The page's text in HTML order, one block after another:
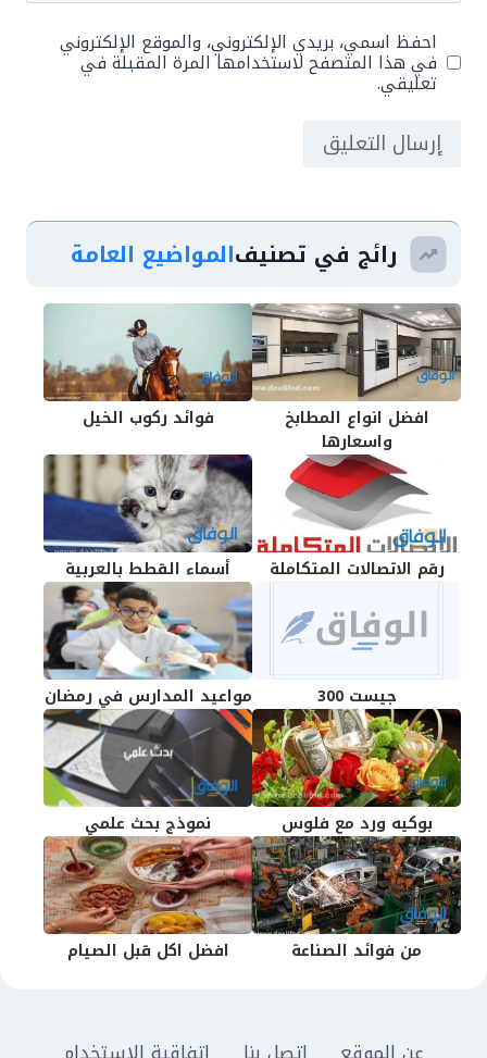
احفظ اسمي، بريدي الإلكتروني، والموقع الإلكتروني
في هذا المتصفح لاستخدامها المرة المقبلة في
تعليقي.
رائج في تصنيفالمواضيع العامة
افضل انواع المطابخ
واسعارها
فوائد ركوب الخيل
رقم الاتصالات المتكاملة أسماء القطط بالعربية
جيست 300 مواعيد المدارس في رمضان
بوكيه ورد مع فلوس نموذج بحث علمي
من فوائد الصناعة افضل اكل قبل الصيام